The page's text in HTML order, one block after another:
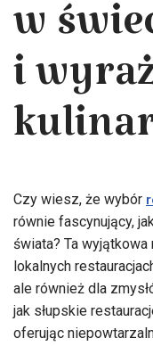
w
i
Czy wiesz, że wybór
równie fascynujący,
świata? Ta
lokalnych
ale również dla
jak słupskie
oferując